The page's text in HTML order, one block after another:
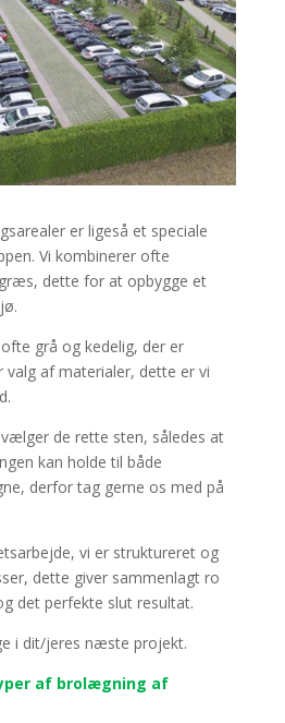
er ligeså et speciale
Vi kombinerer ofte
dette for at opbygge et
grå og kedelig, der er
af materialer, dette er vi
de rette sten, således at
kan holde til både
derfor tag gerne os med på
vi er struktureret og
dette giver sammenlagt ro
det perfekte slut resultat.
i dit/jeres næste projekt.
af brolægning af